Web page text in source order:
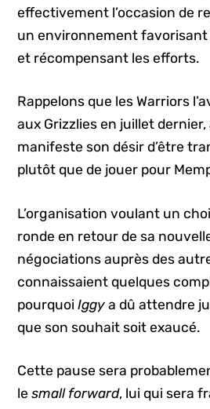
effectivement l’occasion de
un environnement
et récompensant les efforts.
Rappelons que les Warriors
aux Grizzlies en juillet dernier,
manifeste son désir d’être
plutôt que de jouer pour
L’organisation voulant un
ronde en retour de sa
négociations auprès des
connaissaient quelques
pourquoiIggy a dû attendre
que son souhait soit exaucé.
Cette pause sera
lesmall forward, lui qui sera